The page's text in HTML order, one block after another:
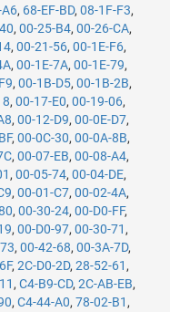
, 68-EF-BD, 08-1F-F3,
, 00-25-B4, 00-26-CA,
, 00-21-56, 00-1E-F6,
, 00-1E-7A, 00-1E-79,
, 00-1B-D5, 00-1B-2B,
, 00-17-E0, 00-19-06,
, 00-12-D9, 00-0E-D7,
, 00-0C-30, 00-0A-8B,
, 00-07-EB, 00-08-A4,
, 00-05-74, 00-04-DE,
, 00-01-C7, 00-02-4A,
, 00-30-24, 00-D0-FF,
, 00-D0-97, 00-30-71 ,
, 00-42-68, 00-3A-7D,
, 2C-D0-2D, 28-52-61 ,
, C4-B9-CD, 2C-AB-EB,
, C4-44-A0, 78-02-B1 ,